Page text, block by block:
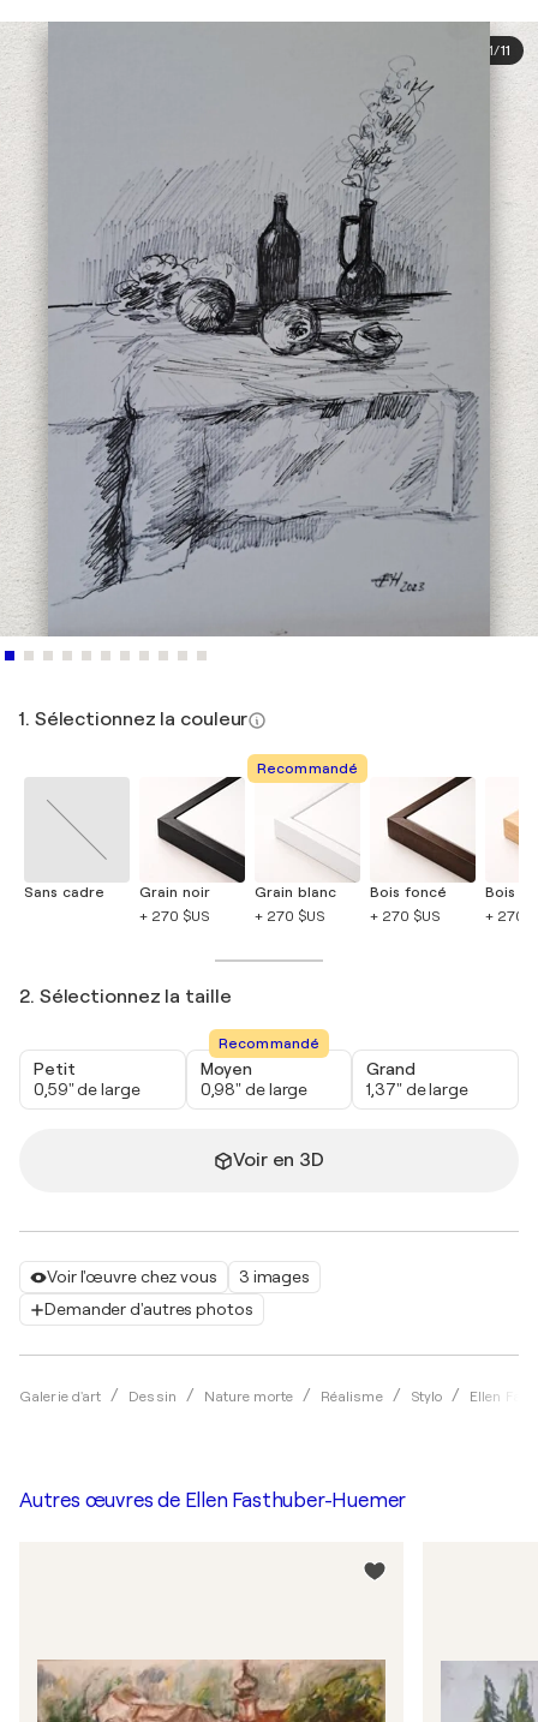
Voir l'œuvre chez vous
3 images
Demander d'autres photos
Galerie d'art Dessin Nature morte Réalisme Stylo Ellen
1/11
1. Sélectionnez la couleur
Sans cadre
Grain noir
+ 270 $US
Recommandé
Grain blanc
+ 270 $US
Bois foncé
+ 270 $US
Bois
+ 270
2. Sélectionnez la taille
Petit
0,59" de large
Recommandé
Moyen
0,98" de large
Grand
1,37" de large
Voir en 3D
Autres œuvres de Ellen Fasthuber-Huemer